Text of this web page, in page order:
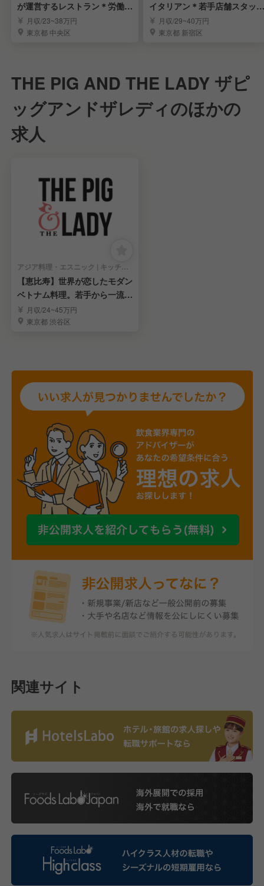
が運営するレストラン＊労働環
境安定＊賞与年3回
月収/23~38万円
東京都 中央区
イタリアン＊若手店舗スタッフ
募集月収/29~40万円
東京都 新宿区
THE PIG AND THE LADY ザピ
ッグアンドザレディのほかの
求人
アジア料理・エスニック | キッチンスタッフ
【恵比寿】世界が恋したモダン
ベトナム料理。若手から一流を
目指すキッチン募集
月収/24~45万円
東京都 渋谷区
関連サイト